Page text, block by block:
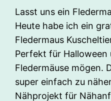
Lasst uns ein
Heute habe ich ein
Fledermaus
Perfekt für Halloween
Fledermäuse mögen.
super einfach zu
Nähprojekt für